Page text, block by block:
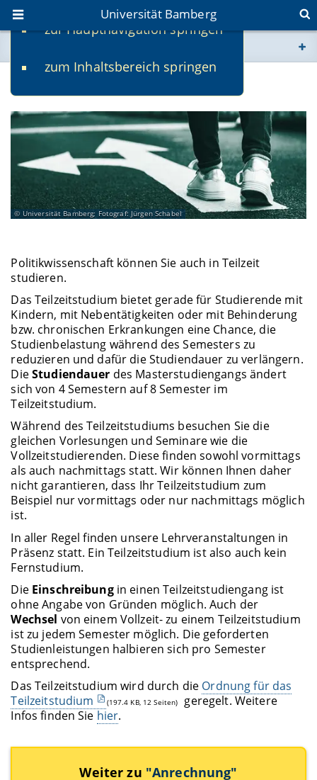
zur Hauptnavigation springen
zum Inhaltsbereich springen
Universität Bamberg
www.uni-bamberg.de
univis.uni-bamberg.de
fis.uni-bamberg.de
Teilzeitstudium
Universität Bamberg; Fotograf: Jürgen Schabel
Politikwissenschaft können Sie auch in Teilzeit
studieren.
Das Teilzeitstudium bietet gerade für Studierende mit
Kindern, mit Nebentätigkeiten oder mit Behinderung
bzw. chronischen Erkrankungen eine Chance, die
Studienbelastung während des Semesters zu
reduzieren und dafür die Studiendauer zu verlängern.
DieStudiendauer des Masterstudiengangs ändert
sich von 4 Semestern auf 8 Semester im
Teilzeitstudium.
Während des Teilzeitstudiums besuchen Sie die
gleichen Vorlesungen und Seminare wie die
Vollzeitstudierenden. Diese finden sowohl vormittags
als auch nachmittags statt. Wir können Ihnen daher
nicht garantieren, dass Ihr Teilzeitstudium zum
Beispiel nur vormittags oder nur nachmittags möglich
ist.
In aller Regel finden unsere Lehrveranstaltungen in
Präsenz statt. Ein Teilzeitstudium ist also auch kein
Fernstudium.
Die Einschreibung in einen Teilzeitstudiengang ist
ohne Angabe von Gründen möglich. Auch der
Wechsel von einem Vollzeit- zu einem Teilzeitstudium
ist zu jedem Semester möglich. Die geforderten
Studienleistungen halbieren sich pro Semester
entsprechend.
Das Teilzeitstudium wird durch die Ordnung für das
Teilzeitstudium
(197.4 KB, 12 Seiten)
geregelt. Weitere
Infos finden Sie hier.
Weiter zu "Anrechnung"